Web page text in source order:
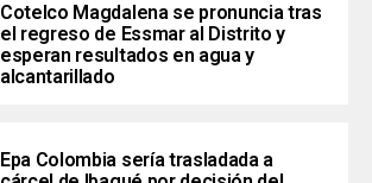
Cotelco Magdalena se pronuncia tras
el regreso de Essmar al Distrito y
esperan resultados en agua y
alcantarillado
Epa Colombia sería trasladada a